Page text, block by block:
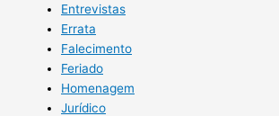
Entrevistas
Errata
Falecimento
Feriado
Homenagem
Jurídico